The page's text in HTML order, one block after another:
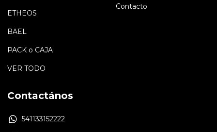
ETHEOS
BAEL
PACK o CAJA
VER TODO
Contacto
Contactános
541133152222